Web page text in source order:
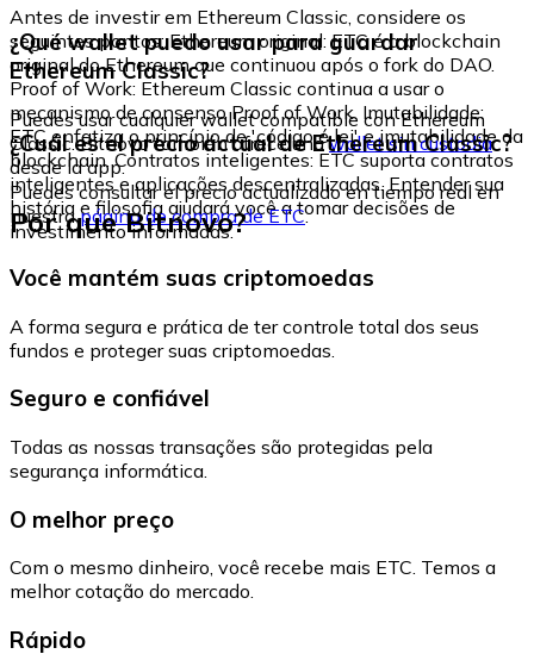
Antes de investir em Ethereum Classic, considere os
seguintes pontos: Ethereum original: ETC é a blockchain
original do Ethereum que continuou após o fork do DAO.
Proof of Work: Ethereum Classic continua a usar o
mecanismo de consenso Proof of Work. Imutabilidade:
ETC enfatiza o princípio de 'código é lei' e imutabilidade da
blockchain. Contratos inteligentes: ETC suporta contratos
inteligentes e aplicações descentralizadas. Entender sua
história e filosofia ajudará você a tomar decisões de
investimento informadas.
¿Qué wallet puedo usar para guardar
Ethereum Classic?
Puedes usar cualquier wallet compatible con Ethereum
Classic. Bitnovo también ofrece unawallet sin custodia
desde la app.
¿Cuál es el precio actual de Ethereum Classic?
Puedes consultar el precio actualizado en tiempo real en
nuestrapágina de compra de ETC.
Por que Bitnovo?
Você mantém suas criptomoedas
A forma segura e prática de ter controle total dos seus
fundos e proteger suas criptomoedas.
Seguro e confiável
Todas as nossas transações são protegidas pela
segurança informática.
O melhor preço
Com o mesmo dinheiro, você recebe mais ETC. Temos a
melhor cotação do mercado.
Rápido